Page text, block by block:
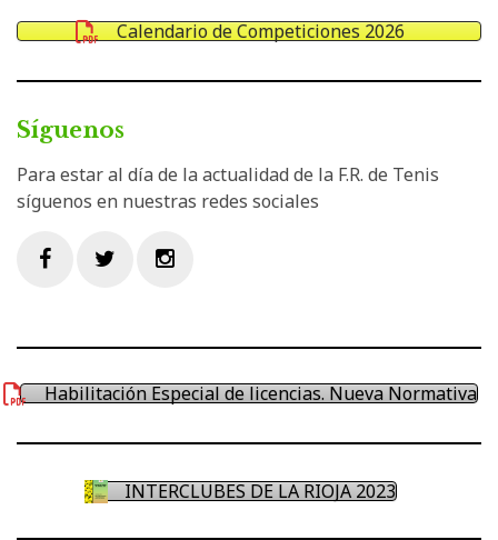
Calendario de Competiciones 2026
Síguenos
Para estar al día de la actualidad de la F.R. de Tenis
síguenos en nuestras redes sociales
Habilitación Especial de licencias. Nueva Normativa
INTERCLUBES DE LA RIOJA 2023